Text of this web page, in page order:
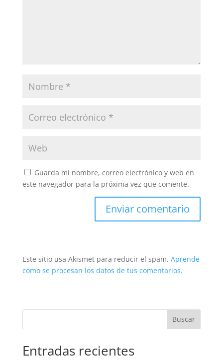
Guarda mi nombre, correo electrónico y web en
este navegador para la próxima vez que comente.
Este sitio usa Akismet para reducir el spam. Aprende
cómo se procesan los datos de tus comentarios.
Buscar
Entradas recientes